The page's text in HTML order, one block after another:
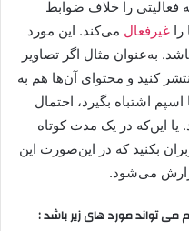
فعالیتی را خلاف ضوابط
غیرفعال می‌کند. این مورد
به‌عنوان مثال اگر تصاویر
کنید و محتوای آن‌ها هم به
اشتباه بگیرد، احتمال
یا این‌که در یک مدت کوتاه
بکنید که در این‌صورت این
می‌شود.
تواند مورد های زیر باشد :